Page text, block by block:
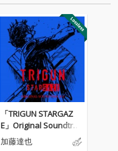
「TRIGUN STARGAZ
E」Original Soundtrac
k 2
加藤達也